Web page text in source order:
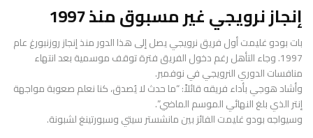
إنجاز نرويجي غير مسبوق منذ 1997
بات بودو غليمت أول فريق نرويجي يصل إلى هذا الدور منذ إنجاز روزنبورغ عام
1997. وجاء التأهل رغم دخول الفريق فترة توقف موسمية بعد انتهاء
منافسات الدوري النرويجي في نوفمبر.
وأشاد هوجي بأداء فريقه قائلاً: “ما حدث لا يُصدق، كنا نعلم صعوبة مواجهة
إنتر الذي بلغ النهائي الموسم الماضي”.
وسيواجه بودو غليمت الفائز بين مانشستر سيتي وسبورتينغ لشبونة.